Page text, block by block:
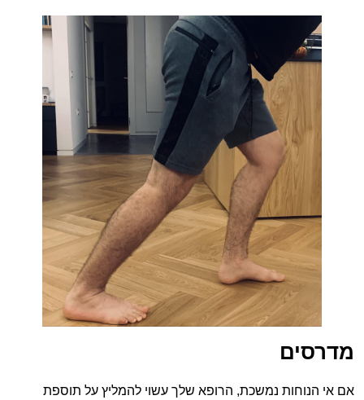
מדרסים
אם אי הנוחות נמשכת, הרופא שלך עשוי להמליץ ​​על תוספת